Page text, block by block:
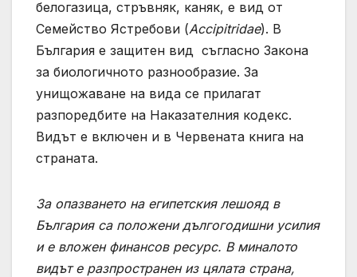
белогазица, стръвняк, каняк, е вид от
Семейство Ястребови (Accipitridae). В
България е защитен вид съгласно Закона
за биологичното разнообразие. За
унищожаване на вида се прилагат
разпоредбите на Наказателния кодекс.
Видът е включен и в Червената книга на
страната.
За опазването на египетския лешояд в
България са положени дългогодишни усилия
и е вложен финансов ресурс. В миналото
видът е разпространен из цялата страна,